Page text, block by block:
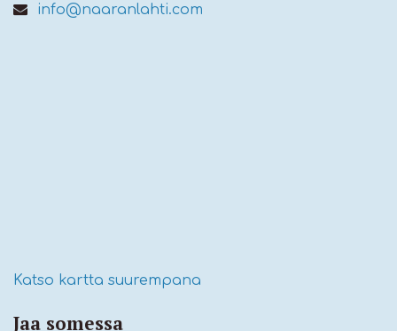
info@naaranlahti.com
Katso kartta suurempana
Jaa somessa